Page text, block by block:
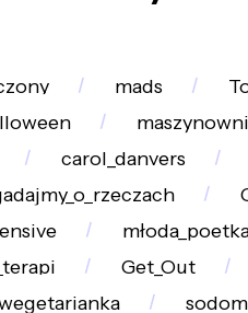
mads
carol_danvers
Get_Out